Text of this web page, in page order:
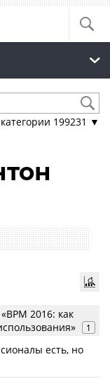
199231 ▼
2016: как
1
есть, но